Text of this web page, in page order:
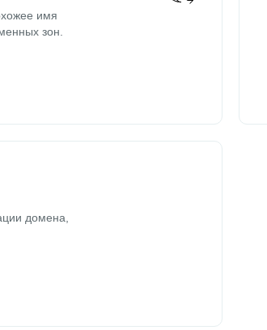
имя
зон.
домена,